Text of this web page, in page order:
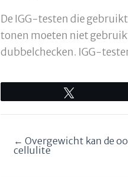
De IGG-testen die
tonen moeten niet
dubbelchecken. IGG-
← Overgewicht kan de
cellulite